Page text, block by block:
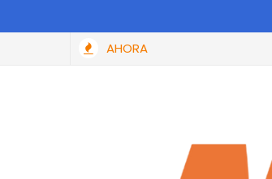
AHORA